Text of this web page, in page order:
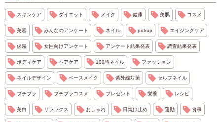
スキンケア ダイエット メイク 健康 美肌 コスメ
美容 みんなのアンケート ネイル pickup エイジングケア
保湿 女性向けアンケート アンケート結果発表 調査結果発表
ボディケア ヘアケア 100均ネイル ファッション
ネイルデザイン ベースメイク 紫外線対策 セルフネイル
プチプラ プチプラコスメ プレゼント 栄養 レシピ
美白 リラックス おしゃれ 日焼け止め 運動 食事